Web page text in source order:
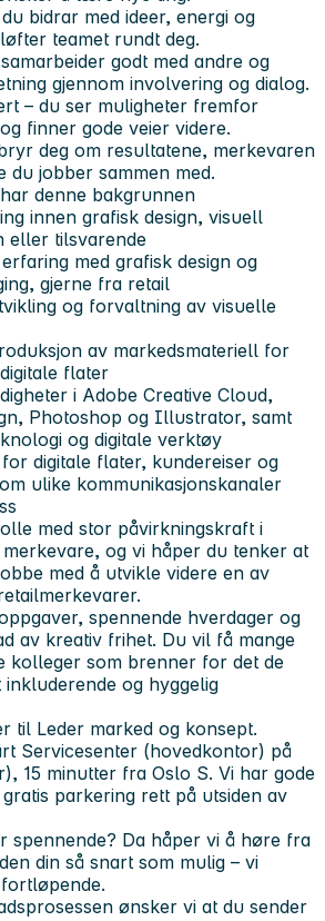
bidrar med ideer, energi og
teamet rundt deg.
godt med andre og
gjennom involvering og dialog.
– du ser muligheter fremfor
finner gode veier videre.
deg om resultatene, merkevaren
du jobber sammen med.
denne bakgrunnen
innen grafisk design, visuell
eller tilsvarende
med grafisk design og
gjerne fra retail
og forvaltning av visuelle
av markedsmateriell for
flater
i Adobe Creative Cloud,
Photoshop og Illustrator, samt
og digitale verktøy
digitale flater, kundereiser og
ulike kommunikasjonskanaler
med stor påvirkningskraft i
og vi håper du tenker at
med å utvikle videre en av
, spennende hverdager og
av kreativ frihet. Du vil få mange
kolleger som brenner for det de
inkluderende og hyggelig
til Leder marked og konsept.
Servicesenter (hovedkontor) på
15 minutter fra Oslo S. Vi har gode
parkering rett på utsiden av
spennende? Da håper vi å høre fra
din så snart som mulig – vi
ønsker vi at du sender